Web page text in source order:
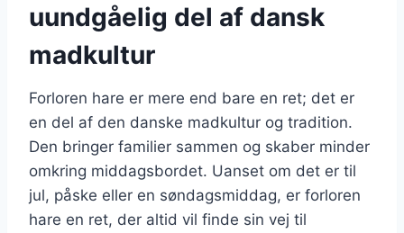
uundgåelig del af dansk
madkultur
Forloren hare er mere end bare en ret; det er
en del af den danske madkultur og tradition.
Den bringer familier sammen og skaber minder
omkring middagsbordet. Uanset om det er til
jul, påske eller en søndagsmiddag, er forloren
hare en ret, der altid vil finde sin vej til